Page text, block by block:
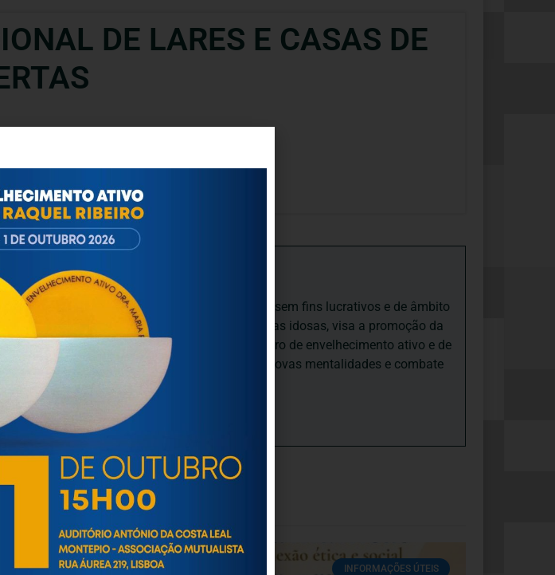
DE LARES E CASAS DE
gestao-de-lares-de-idodos/
Instituição Particular de Solidariedade Social sem fins lucrativos e de âmbito
inerentes ao envelhecimento e às pessoas idosas, visa a promoção da
e segurança das pessoas idosas, num quadro de envelhecimento ativo e de
mais inclusiva para todas as idades, promove novas mentalidades e combate
INFORMAÇÕES ÚTEIS INFORMAÇÕES ÚTEIS